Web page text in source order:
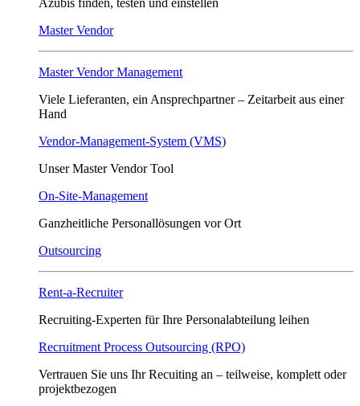
Azubis finden, testen und einstellen
Master Vendor
Master Vendor Management
Viele Lieferanten, ein Ansprech­partner – Zeitarbeit aus einer
Hand
Vendor-Management-System (VMS)
Unser Master Vendor Tool
On-Site-Management
Ganzheitliche Personallösungen vor Ort
Outsourcing
Rent-a-Recruiter
Recruiting-Experten für Ihre Personalabteilung leihen
Recruitment Process Outsourcing (RPO)
Vertrauen Sie uns Ihr Recuiting an – teilweise, komplett oder
projektbezogen